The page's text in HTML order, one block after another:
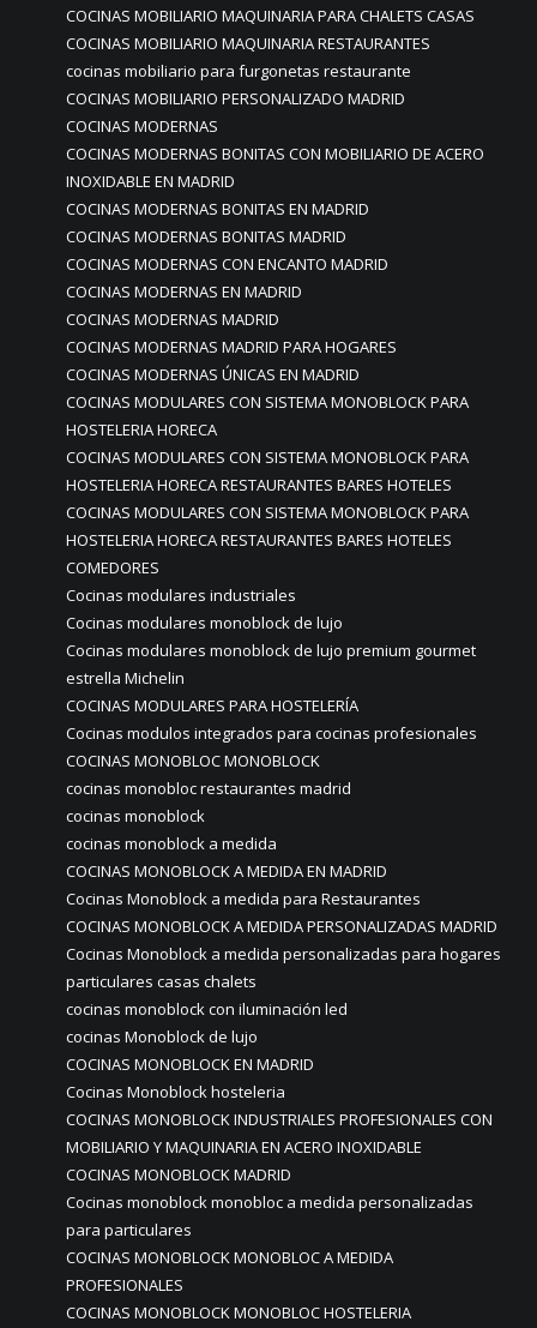
COCINAS MOBILIARIO MAQUINARIA PARA CHALETS CASAS
COCINAS MOBILIARIO MAQUINARIA RESTAURANTES
cocinas mobiliario para furgonetas restaurante
COCINAS MOBILIARIO PERSONALIZADO MADRID
COCINAS MODERNAS
COCINAS MODERNAS BONITAS CON MOBILIARIO DE ACERO
INOXIDABLE EN MADRID
COCINAS MODERNAS BONITAS EN MADRID
COCINAS MODERNAS BONITAS MADRID
COCINAS MODERNAS CON ENCANTO MADRID
COCINAS MODERNAS EN MADRID
COCINAS MODERNAS MADRID
COCINAS MODERNAS MADRID PARA HOGARES
COCINAS MODERNAS ÚNICAS EN MADRID
COCINAS MODULARES CON SISTEMA MONOBLOCK PARA
HOSTELERIA HORECA
COCINAS MODULARES CON SISTEMA MONOBLOCK PARA
HOSTELERIA HORECA RESTAURANTES BARES HOTELES
COCINAS MODULARES CON SISTEMA MONOBLOCK PARA
HOSTELERIA HORECA RESTAURANTES BARES HOTELES
COMEDORES
Cocinas modulares industriales
Cocinas modulares monoblock de lujo
Cocinas modulares monoblock de lujo premium gourmet
estrella Michelin
COCINAS MODULARES PARA HOSTELERÍA
Cocinas modulos integrados para cocinas profesionales
COCINAS MONOBLOC MONOBLOCK
cocinas monobloc restaurantes madrid
cocinas monoblock
cocinas monoblock a medida
COCINAS MONOBLOCK A MEDIDA EN MADRID
Cocinas Monoblock a medida para Restaurantes
COCINAS MONOBLOCK A MEDIDA PERSONALIZADAS MADRID
Cocinas Monoblock a medida personalizadas para hogares
particulares casas chalets
cocinas monoblock con iluminación led
cocinas Monoblock de lujo
COCINAS MONOBLOCK EN MADRID
Cocinas Monoblock hosteleria
COCINAS MONOBLOCK INDUSTRIALES PROFESIONALES CON
MOBILIARIO Y MAQUINARIA EN ACERO INOXIDABLE
COCINAS MONOBLOCK MADRID
Cocinas monoblock monobloc a medida personalizadas
para particulares
COCINAS MONOBLOCK MONOBLOC A MEDIDA
PROFESIONALES
COCINAS MONOBLOCK MONOBLOC HOSTELERIA